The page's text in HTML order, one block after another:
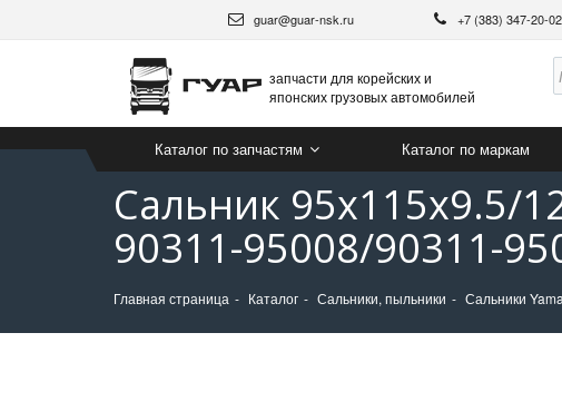
guar@guar-nsk.ru +7 (383) 347-20-02
запчасти для корейских и
японских грузовых автомобилей
Каталог по запчастям Каталог по маркам
Сальник 95х115х9.5/
90311-95008/90311-
Главная страница Каталог Сальники, пыльники Сальники